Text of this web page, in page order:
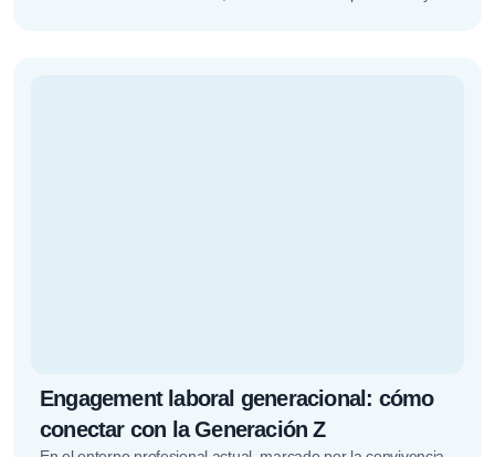
Engagement laboral generacional: cómo
conectar con la Generación Z